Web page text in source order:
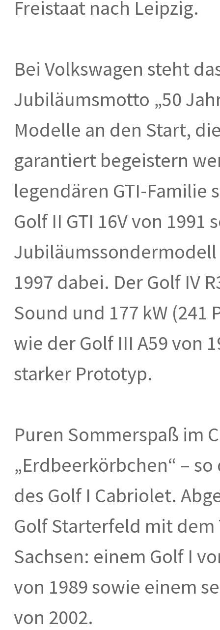
Freistaat nach Leipzig.
Bei Volkswagen steht
Jubiläumsmotto „50
Modelle an den Start,
garantiert begeistern
legendären GTI-Familie
Golf II GTI 16V von
Jubiläumssondermodell
1997 dabei. Der Golf IV
Sound und 177 kW
wie der Golf III A59 von
starker Prototyp.
Puren Sommerspaß im
„Erdbeerkörbchen“ –
des Golf I Cabriolet.
Golf Starterfeld mit dem
Sachsen: einem Golf I
von 1989 sowie einem
von 2002.